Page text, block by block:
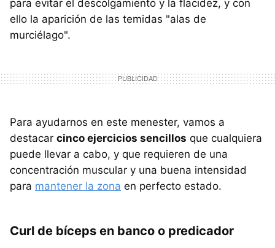
para evitar el descolgamiento y la flacidez, y con
ello la aparición de las temidas "alas de
murciélago".
Para ayudarnos en este menester, vamos a
destacar cinco ejercicios sencillos que cualquiera
puede llevar a cabo, y que requieren de una
concentración muscular y una buena intensidad
para mantener la zona en perfecto estado.
Curl de bíceps en banco o predicador